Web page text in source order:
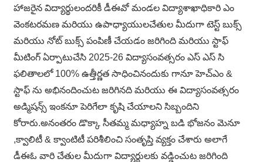
హాజరైన విద్యార్థులందరికీ డీఈవో మండల విద్యాశాఖాధికారి ఎం
వెంకటరమణ మరియు ఉపాధ్యాయులచేతుల మీదుగా టెస్ట్ బుక్స్
మరియు నోట్ బుక్స్ పంపిణీ చేయడం జరిగింది మరియు స్టాఫ్
మీటింగ్ ఏర్పాటుచేసి 2025-26 విద్యాసంవత్సరం ఎస్ ఎస్ సి
ఫలితాలలో 100% ఉత్తీర్ణత సాధించినందుకు గానూ హెచ్ఎం &
స్టాఫ్ ను అభినందించుట జరిగినది మరియు ఈ విద్యాసంవత్సరం
అడ్మిషన్స్ ఇంకనూ పెరిగేలా కృషి చేయాలని సిబ్బందిని
కోరారు.అనంతరం డొక్కా సీతమ్మ మధ్యాహ్న బడి భోజనం మెనూ
,క్వాలిటీ & క్వాంటిటీ పరిశీలించి సంతృప్తి వ్యక్తం చేశారు అలాగే
డీఈఓ వారి చేతుల మీదుగా విద్యార్థులకు వడ్డించుట జరిగింది